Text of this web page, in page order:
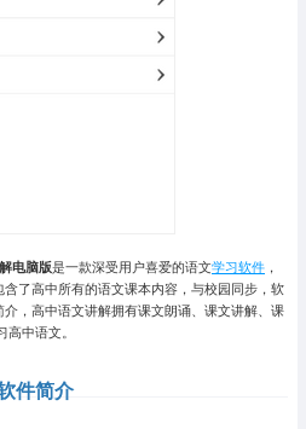
电脑版是一款深受用户喜爱的语文学习软件 ，
了高中所有的语文课本内容，与校园同步，软
，高中语文讲解拥有课文朗诵、课文讲解、课
中语文。
件简介